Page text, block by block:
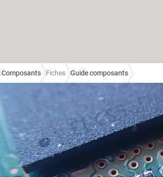
Composants Fiches Guide composants